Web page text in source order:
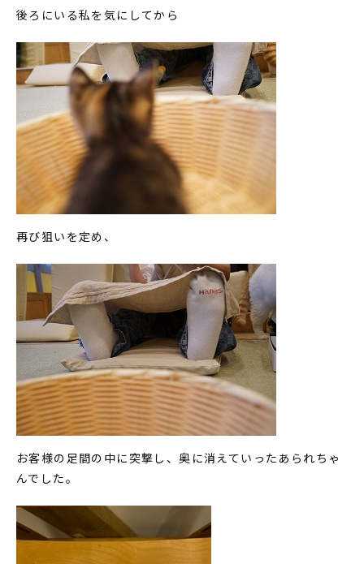
後ろにいる私を気にしてから
再び狙いを定め、
お客様の足間の中に突撃し、奥に消えていったあられちゃ
んでした。